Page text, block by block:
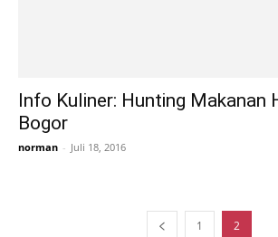
Info Kuliner: Hunting Makanan
Bogor
norman - Juli 18, 2016
1 2